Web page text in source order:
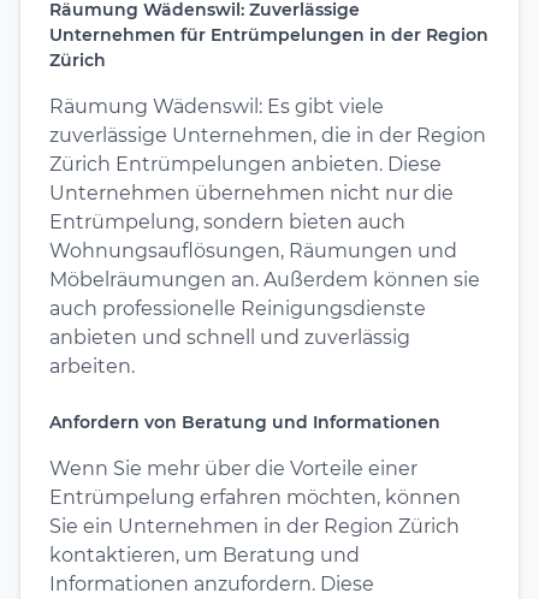
Räumung Wädenswil: Zuverlässige
Unternehmen für Entrümpelungen in der Region
Zürich
Räumung Wädenswil: Es gibt viele
zuverlässige Unternehmen, die in der Region
Zürich Entrümpelungen anbieten. Diese
Unternehmen übernehmen nicht nur die
Entrümpelung, sondern bieten auch
Wohnungsauflösungen, Räumungen und
Möbelräumungen an. Außerdem können sie
auch professionelle Reinigungsdienste
anbieten und schnell und zuverlässig
arbeiten.
Anfordern von Beratung und Informationen
Wenn Sie mehr über die Vorteile einer
Entrümpelung erfahren möchten, können
Sie ein Unternehmen in der Region Zürich
kontaktieren, um Beratung und
Informationen anzufordern. Diese